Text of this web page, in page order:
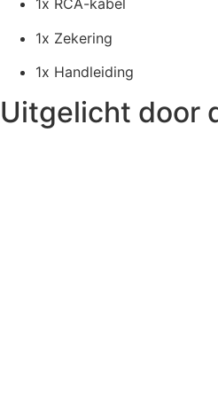
1x RCA-kabel
1x Zekering
1x Handleiding
Uitgelicht door